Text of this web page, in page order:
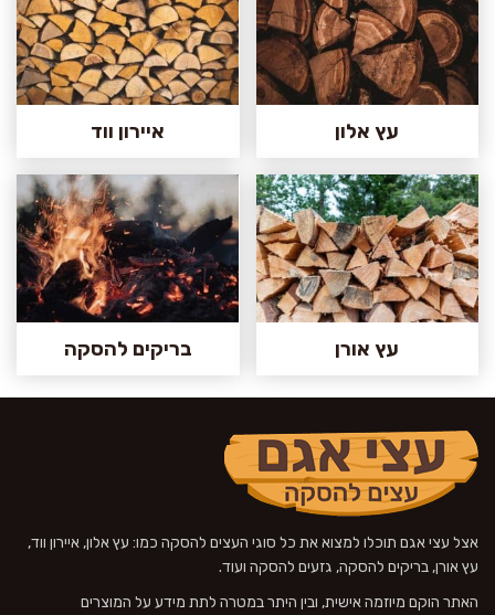
עץ אלון איירון ווד
עץ אורן בריקים להסקה
אצל עצי אגם תוכלו למצוא את כל סוגי העצים להסקה כמו: עץ אלון, איירון ווד,
עץ אורן, בריקים להסקה, גזעים להסקה ועוד.
האתר הוקם מיוזמה אישית, ובין היתר במטרה לתת מידע על המוצרים